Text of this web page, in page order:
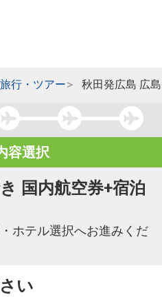
行・ツアー 秋田発広島 広
容選択
国内航空券+宿泊
ホテル選択へお進みくだ
い